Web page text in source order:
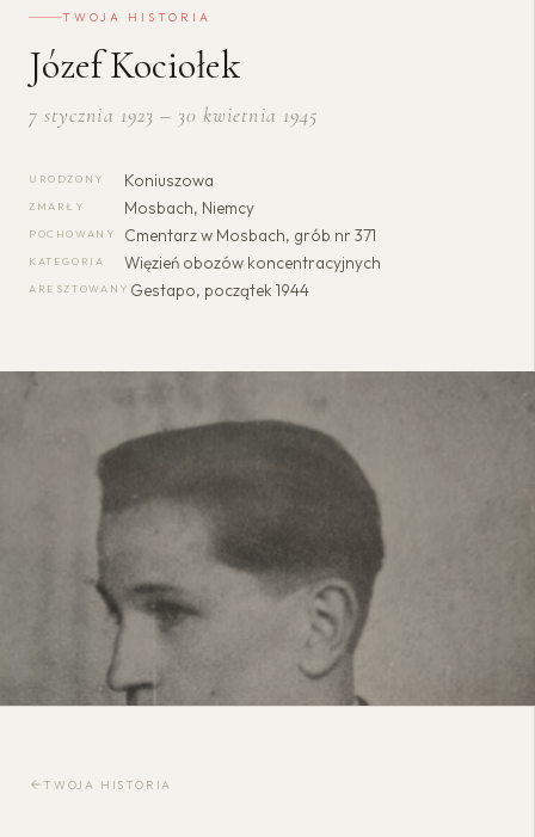
TWOJA HISTORIA
Józef Kociołek
7 stycznia 1923 – 30 kwietnia 1945
URODZONY Koniuszowa
ZMARŁY Mosbach, Niemcy
POCHOWANY Cmentarz w Mosbach, grób nr 371
KATEGORIA Więzień obozów koncentracyjnych
ARESZTOWANY Gestapo, początek 1944
TWOJA HISTORIA